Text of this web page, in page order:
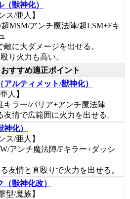
（獣神化）
ス/亜人】
MSM/アンチ魔法陣/超LSM+Fキ
敵に大ダメージを出せる。
り火力も高い。
おすすめ適正ポイント
アルティメット/獣神化）
人】
キラー/バリア+アンチ魔法陣
友情で広範囲に火力を出せる。
化）
ス/亜人】
アンチ魔法陣/Fキラー+ダッシ
友情と直殴りで火力を出せる。
獣神化改）
型/魔族】